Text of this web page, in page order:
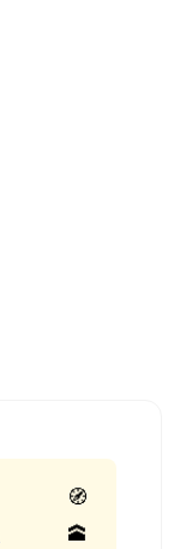
🧭
🕋